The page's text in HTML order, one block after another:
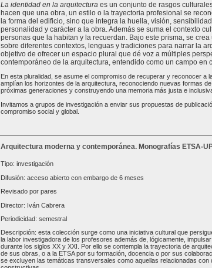
La identidad en la arquitectura es un conjunto de rasgos
hacen que una obra, un estilo o la trayectoria profesional se
la forma del edificio, sino que integra la huella, visión,
personalidad y carácter a la obra. Además se suma el contexto
personas que la habitan y la recuerdan. Bajo este prisma, se
sobre diferentes contextos, lenguas y tradiciones para narrar la
objetivo de ofrecer un espacio plural que dé voz a múltiples
contemporáneo de la arquitectura, entendido como un campo en
En esta pluralidad, se asume el compromiso de recuperar y reconocer
amplían los horizontes de la arquitectura, reconociendo nuevas formas
próximas generaciones y construyendo una memoria más justa e
Invitamos a grupos de investigación a enviar sus propuestas de
compromiso social y global.
Arquitectura moderna y contemporánea. Monografías ETSA-
Tipo: investigación
Difusión: acceso abierto con embargo de 6 meses
Revisado por pares
Director: Iván Cabrera
Periodicidad: semestral
Descripción: esta colección surge como una iniciativa cultural que
la labor investigadora de los profesores además de, lógicamente,
durante los siglos XX y XXI. Por ello se contempla la trayectoria de
de sus obras, o a la ETSA por su formación, docencia o por sus
se excluyen las temáticas transversales como aquellas relacionadas